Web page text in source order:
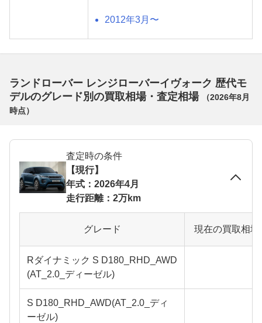
2012年3月〜
ランドローバー レンジローバーイヴォーク 歴代モ
デルのグレード別の買取相場・査定相場
（2026年8月
時点）
査定時の条件
【現行】
年式：2026年4月
走行距離：2万km
グレード 現在の買取相
Rダイナミック S D180_RHD_AWD
(AT_2.0_ディーゼル)
S D180_RHD_AWD(AT_2.0_ディ
ーゼル)